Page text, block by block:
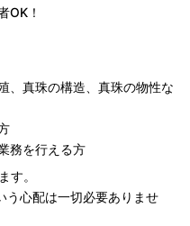
OK！
、真珠の構造、真珠の物性な
務を行える方
す。
う心配は一切必要ありませ